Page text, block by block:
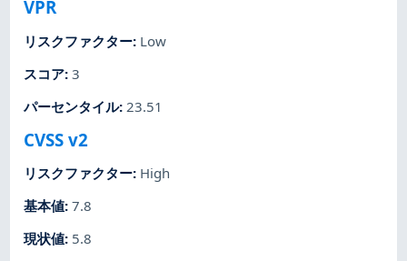
VPR
リスクファクター: Low
スコア:3
パーセンタイル:23.51
CVSS v2
リスクファクター: High
基本値:7.8
現状値: 5.8